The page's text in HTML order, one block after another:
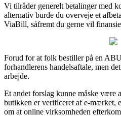
Vi tilråder generelt betalinger med
alternativ burde du overveje et
ViaBill, såfremt du gerne vil
Forud for at folk bestiller på en
forhandlerens handelsaftale, men
arbejde.
Et andet forslag kunne måske være
butikken er verificeret af e-mærket,
om at online virksomheden